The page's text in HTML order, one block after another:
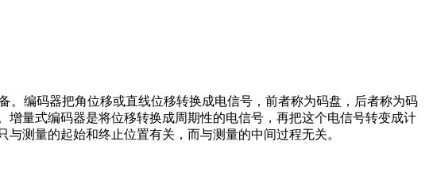
。编码器把角位移或直线位移转换成电信号，前者称为码盘，后者称为码
量式编码器是将位移转换成周期性的电信号，再把这个电信号转变成计
测量的起始和终止位置有关，而与测量的中间过程无关。